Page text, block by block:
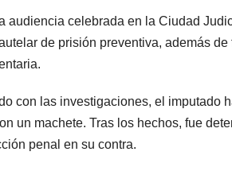
audiencia celebrada en la Ciudad
de prisión preventiva, además
con las investigaciones, el imputado
un machete. Tras los hechos, fue
penal en su contra.